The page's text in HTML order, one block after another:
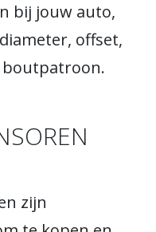
bij jouw auto,
offset,
boutpatroon.
zijn